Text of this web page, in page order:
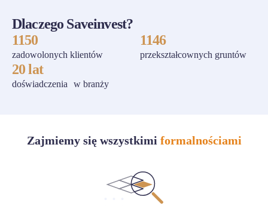
Dlaczego Saveinvest?
1150
zadowolonych klientów
1146
przekształcownych gruntów
20 lat
doświadczenia w branży
Zajmiemy się wszystkimi formalnościami